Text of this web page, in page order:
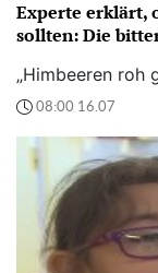
Experte erklärt,
sollten: Die
„Himbeeren roh
08:00 16.07